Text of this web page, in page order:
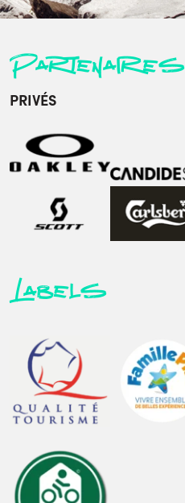
Partenaires
PRIVÉS
Labels